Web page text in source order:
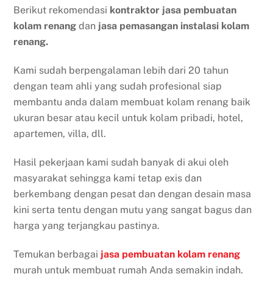
Berikut rekomendasi kontraktor jasa pembuatan
kolam renang dan jasa pemasangan instalasi kolam
renang.
Kami sudah berpengalaman lebih dari 20 tahun
dengan team ahli yang sudah profesional siap
membantu anda dalam membuat kolam renang baik
ukuran besar atau kecil untuk kolam pribadi, hotel,
apartemen, villa, dll.
Hasil pekerjaan kami sudah banyak di akui oleh
masyarakat sehingga kami tetap exis dan
berkembang dengan pesat dan dengan desain masa
kini serta tentu dengan mutu yang sangat bagus dan
harga yang terjangkau pastinya.
Temukan berbagai jasa pembuatan kolam renang
murah untuk membuat rumah Anda semakin indah.